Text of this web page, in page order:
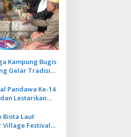
Kampung Bugis
Gelar Tradisi
Pandawa Ke-14
Lestarikan
Biota Laut
Village Festival